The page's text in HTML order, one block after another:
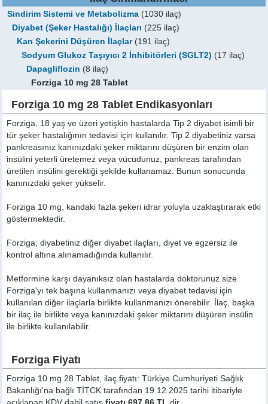
Sindirim Sistemi ve Metabolizma (1030 ilaç)
Diyabet (Şeker Hastalığı) İlaçları (225 ilaç)
Kan Şekerini Düşüren İlaçlar(191 ilaç)
Sodyum Glukoz Taşıyıcı 2 İnhibitörleri (SGLT2) (17 ilaç)
Dapagliflozin (8 ilaç)
Forziga 10 mg 28 Tablet
Forziga 10 mg 28 Tablet Endikasyonları
Forziga, 18 yaş ve üzeri yetişkin hastalarda Tip 2 diyabet isimli bir
tür şeker hastalığının tedavisi için kullanılır. Tip 2 diyabetiniz varsa
pankreasınız kanınızdaki şeker miktarını düşüren bir enzim olan
insülini yeterli üretemez veya vücudunuz, pankreas tarafından
üretilen insülini gerektiği şekilde kullanamaz. Bunun sonucunda
kanınızdaki şeker yükselir.
Forziga 10 mg, kandaki fazla şekeri idrar yoluyla uzaklaştırarak etki
göstermektedir.
Forziga; diyabetiniz diğer diyabet ilaçları, diyet ve egzersiz ile
kontrol altına alınamadığında kullanılır.
Metformine karşı dayanıksız olan hastalarda doktorunuz size
Forziga'yı tek başına kullanmanızı veya diyabet tedavisi için
kullanılan diğer ilaçlarla birlikte kullanmanızı önerebilir. İlaç, başka
bir ilaç ile birlikte veya kanınızdaki şeker miktarını düşüren insülin
ile birlikte kullanılabilir.
Forziga Fiyatı
Forziga 10 mg 28 Tablet, ilaç fiyatı: Türkiye Cumhuriyeti Sağlık
Bakanlığı'na bağlı TİTCK tarafından 19.12.2025 tarihi itibariyle